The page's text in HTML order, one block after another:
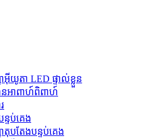
អ៊ីយូតា LED ផ្ទាល់ខ្លួន
អាពាហ៍ពិពាហ៍
ទប់គេង
តុបតែងបន្ទប់គេង